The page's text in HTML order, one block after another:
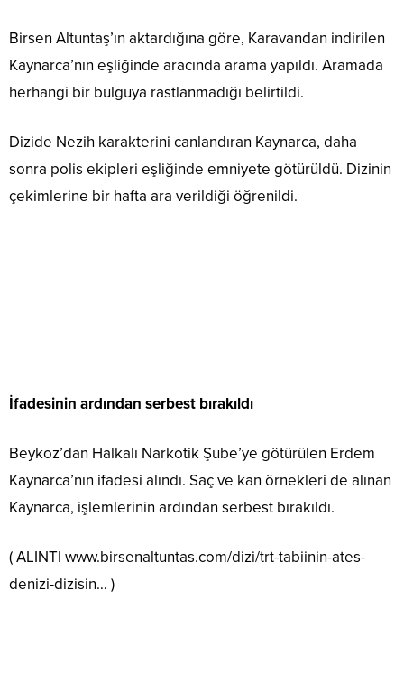
Birsen Altuntaş’ın aktardığına göre, Karavandan indirilen
Kaynarca’nın eşliğinde aracında arama yapıldı. Aramada
herhangi bir bulguya rastlanmadığı belirtildi.
Dizide Nezih karakterini canlandıran Kaynarca, daha
sonra polis ekipleri eşliğinde emniyete götürüldü. Dizinin
çekimlerine bir hafta ara verildiği öğrenildi.
İfadesinin ardından serbest bırakıldı
Beykoz’dan Halkalı Narkotik Şube’ye götürülen Erdem
Kaynarca’nın ifadesi alındı. Saç ve kan örnekleri de alınan
Kaynarca, işlemlerinin ardından serbest bırakıldı.
( ALINTI www.birsenaltuntas.com/dizi/trt-tabiinin-ates-
denizi-dizisin… )